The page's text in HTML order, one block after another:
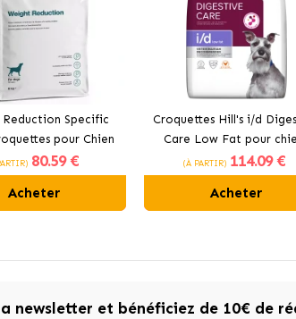
Specific
pour Chien
80.59 €
Acheter
Croquettes Hill's i/d
Care Low Fat pour
(À PARTIR) 114.09 €
Acheter
newsletter et bénéficiez de 10€ de